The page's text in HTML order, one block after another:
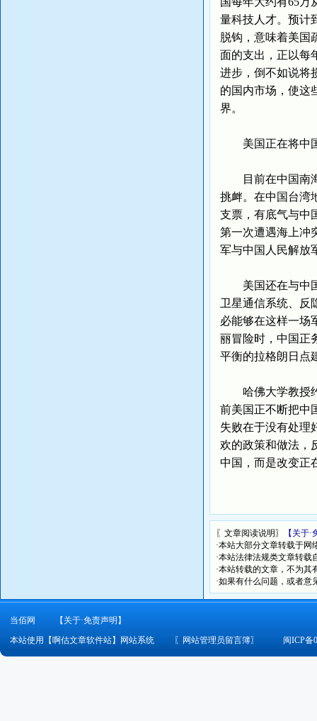
量科技人才。预计
脱钩，意味着美国
面的支出，正以每
进步，倒不如说将
的国内市场，使这
界。
美国正在将中国
目前在中国南海
挑衅。在中国台湾
支票，有底气与中
第一次遭遇海上冲
军与中国人民解放
美国还在与中国
卫星通信系统、反
必能够在这样一场
丽冒险时，中国正
平衡的拉格朗日点
哈佛大学教授约
前美国正不断把中
失败在于没有处理
欢的政策和做法，
中国，而是改变正
〖文章阅读说明〗
【关于
·本站大部分文章转载于
·本站法律法规类文章转
·本站转载的文章，不为
·如果有什么问题，或者意
当佰网
【关于·免责声明】
本站使用【啊估文章软件站】网站系统
〖 网站管理员留言簿〗 闽ICP备